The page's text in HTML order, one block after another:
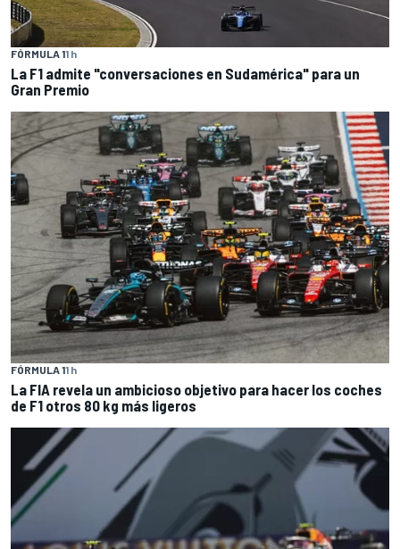
FÓRMULA 11 h
La F1 admite "conversaciones en Sudamérica" para un
Gran Premio
FÓRMULA 11 h
La FIA revela un ambicioso objetivo para hacer los coches
de F1 otros 80 kg más ligeros